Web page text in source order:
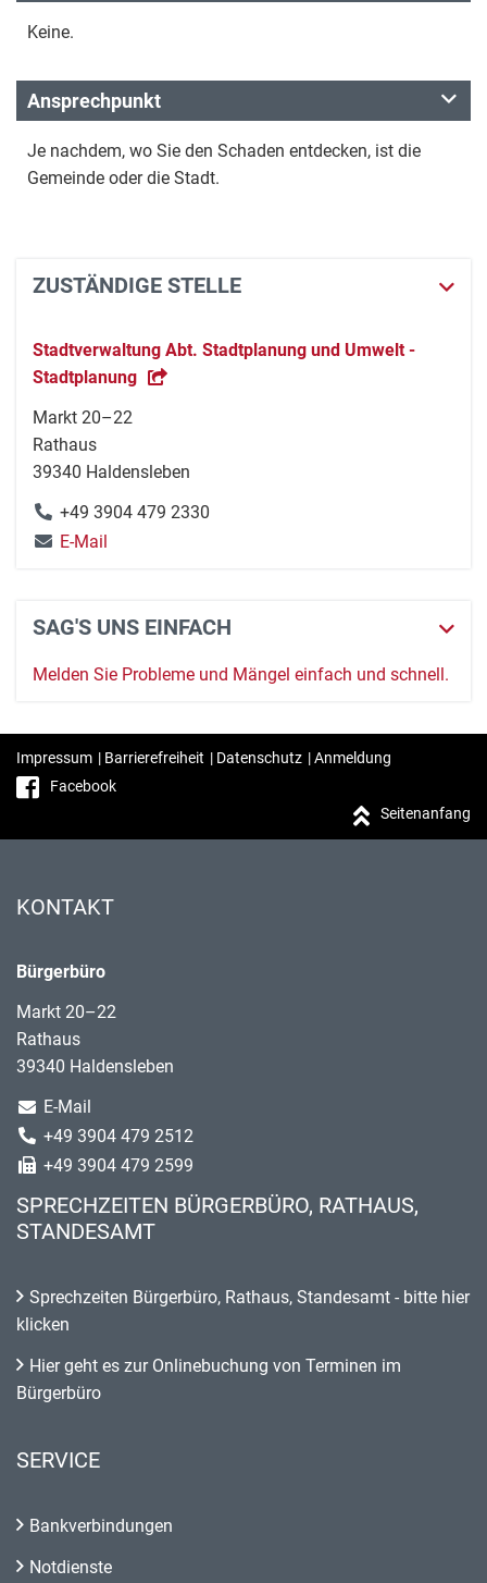
Keine.
Ansprechpunkt
Je nachdem, wo Sie den Schaden entdecken, ist die
Gemeinde oder die Stadt.
ZUSTÄNDIGE STELLE
Stadtverwaltung Abt. Stadtplanung und Umwelt -
Stadtplanung
Markt 20–22
Rathaus
39340 Haldensleben
+49 3904 479 2330
E-Mail
SAG'S UNS EINFACH
Melden Sie Probleme und Mängel einfach und schnell.
Impressum | Barrierefreiheit | Datenschutz |Anmeldung
Facebook
Seitenanfang
KONTAKT
Bürgerbüro
Markt 20–22
Rathaus
39340 Haldensleben
E-Mail
+49 3904 479 2512
+49 3904 479 2599
SPRECHZEITEN BÜRGERBÜRO, RATHAUS,
STANDESAMT
Sprechzeiten Bürgerbüro, Rathaus, Standesamt - bitte hier
klicken
Hier geht es zur Onlinebuchung von Terminen im
Bürgerbüro
SERVICE
Bankverbindungen
Notdienste